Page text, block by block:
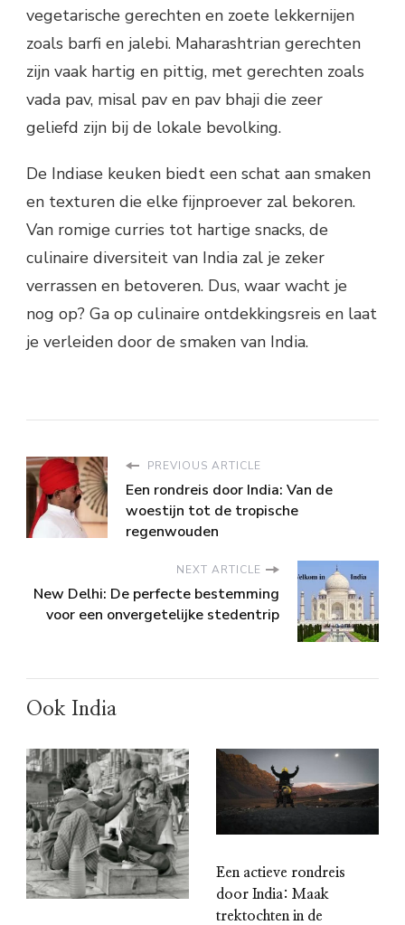
vegetarische gerechten en zoete lekkernijen
zoals barfi en jalebi. Maharashtrian gerechten
zijn vaak hartig en pittig, met gerechten zoals
vada pav, misal pav en pav bhaji die zeer
geliefd zijn bij de lokale bevolking.
De Indiase keuken biedt een schat aan smaken
en texturen die elke fijnproever zal bekoren.
Van romige curries tot hartige snacks, de
culinaire diversiteit van India zal je zeker
verrassen en betoveren. Dus, waar wacht je
nog op? Ga op culinaire ontdekkingsreis en laat
je verleiden door de smaken van India.
PREVIOUS ARTICLE
Een rondreis door India: Van de
woestijn tot de tropische
regenwouden
NEXT ARTICLE
New Delhi: De perfecte bestemming
voor een onvergetelijke stedentrip
Ook India
Een actieve rondreis
door India: Maak
trektochten in de